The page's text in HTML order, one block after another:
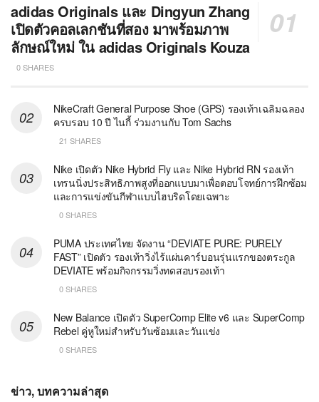
adidas Originals และ Dingyun Zhang
เปิดตัวคอลเลกชันที่สอง มาพร้อมภาพ
ลักษณ์ใหม่ ใน adidas Originals Kouza
0 SHARES
NikeCraft General Purpose Shoe (GPS) รองเท้าเฉลิมฉลอง
ครบรอบ 10 ปี ไนกี้ ร่วมงานกับ Tom Sachs
21 SHARES
Nike เปิดตัว Nike Hybrid Fly และ Nike Hybrid RN รองเท้า
เทรนนิ่งประสิทธิภาพสูงที่ออกแบบมาเพื่อตอบโจทย์การฝึกซ้อม
และการแข่งขันกีฬาแบบไฮบริดโดยเฉพาะ
0 SHARES
PUMA ประเทศไทย จัดงาน “DEVIATE PURE: PURELY
FAST” เปิดตัว รองเท้าวิ่งไร้แผ่นคาร์บอนรุ่นแรกของตระกูล
DEVIATE พร้อมกิจกรรมวิ่งทดสอบรองเท้า
0 SHARES
New Balance เปิดตัว SuperComp Elite v6 และ SuperComp
Rebel คู่หูใหม่สำหรับวันซ้อมและวันแข่ง
0 SHARES
ข่าว, บทความล่าสุด